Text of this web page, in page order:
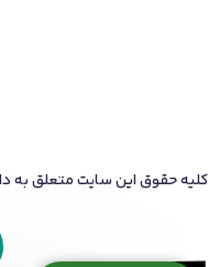
کلیه حقوق این سایت متعلق به